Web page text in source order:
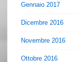
Gennaio 2017
Dicembre 2016
Novembre 2016
Ottobre 2016